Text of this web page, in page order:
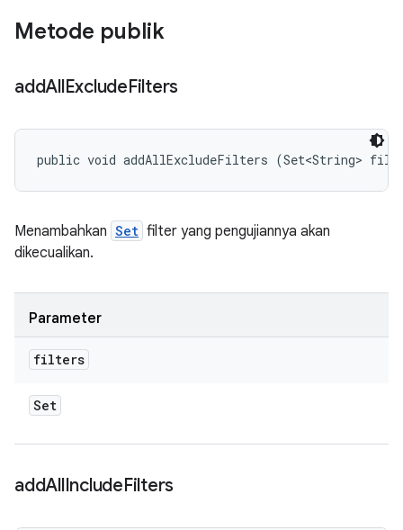
Metode publik
addAllExcludeFilters
public void addAllExcludeFilters (Set<String>
Menambahkan Set filter yang pengujiannya akan
dikecualikan.
Parameter
filters
Set
addAllIncludeFilters